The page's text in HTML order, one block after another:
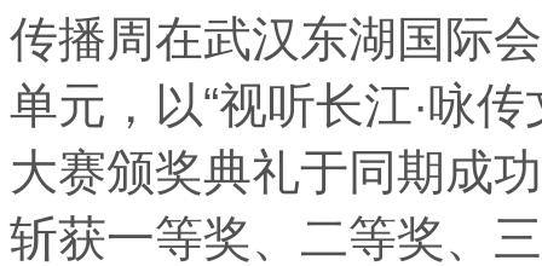
传播周在武汉东湖国际
单元，以“视听长江·咏
大赛颁奖典礼于同期成
斩获一等奖、二等奖、